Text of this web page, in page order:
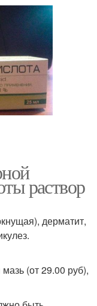
раствор
дерматит,
(от 29.00 руб),